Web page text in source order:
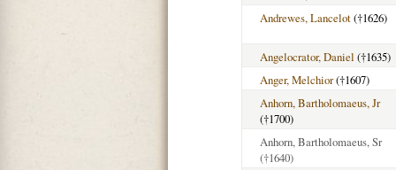
Andrewes, Lancelot(†1626)
Angelocrator, Daniel (†1635)
Anger, Melchior(†1607)
Anhorn, Bartholomaeus, Jr
(†1700)
Anhorn, Bartholomaeus, Sr
(†1640)